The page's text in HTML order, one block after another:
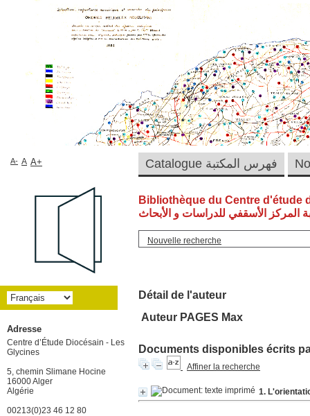
Bibliothèque du Centre d'étude
المركز الأسقفي للدراسات و الأبحاث
Nouvelle recherche
Détail de l'auteur
Auteur PAGES Max
Documents disponibles écrits
Affiner la recherche
1.
Catalogue فهرس المكتبة A- A A+
Adresse
Centre d’Étude Diocésain - Les
Glycines
5, chemin Slimane Hocine
16000 Alger
Algérie
00213(0)23 46 12 80